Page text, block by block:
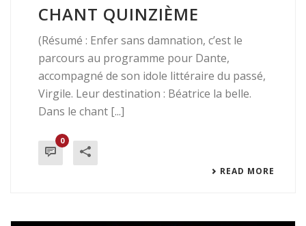
CHANT QUINZIÈME
(Résumé : Enfer sans damnation, c’est le
parcours au programme pour Dante,
accompagné de son idole littéraire du passé,
Virgile. Leur destination : Béatrice la belle.
Dans le chant [...]
0
READ MORE